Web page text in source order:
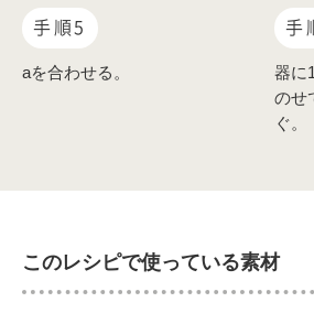
手順5
aを合わせる。
手
器に
のせ
ぐ。
このレシピで使っている素材